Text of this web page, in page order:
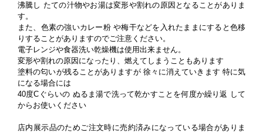
沸騰し たての汁物やお湯は変形や割れの原因となることがありま
す。
また、色素の強いカレー粉 や梅干などを入れたままにすると色移
りすることがありますのでご注意ください。
電子レンジや食器洗い乾燥機は使用出来ません。
変形や割れの原因になったり、燃えてしまうこともあります
塗料の匂いが残ることがありますが 徐々に消えていきます 特に気
になる場合には
40度Cぐらいの ぬるま湯で洗って乾かすことを何度か繰り返 して
からお使いください
店内展示品のためご注文時に売約済みになっている場合がありま